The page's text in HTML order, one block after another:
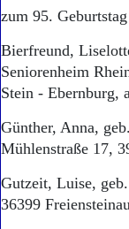
zum 95. Geburtstag
Bierfreund,
Seniorenheim
Stein - Ebernburg,
Günther, Anna,
Mühlenstraße 17,
Gutzeit, Luise,
36399